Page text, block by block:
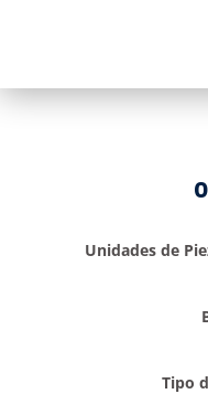
Unidades de
Tipo